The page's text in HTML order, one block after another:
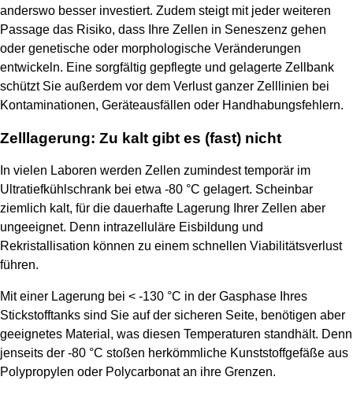
anderswo besser investiert. Zudem steigt mit jeder weiteren
Passage das Risiko, dass Ihre Zellen in Seneszenz gehen
oder genetische oder morphologische Veränderungen
entwickeln. Eine sorgfältig gepflegte und gelagerte Zellbank
schützt Sie außerdem vor dem Verlust ganzer Zelllinien bei
Kontaminationen, Geräteausfällen oder Handhabungsfehlern.
Zelllagerung: Zu kalt gibt es (fast) nicht
In vielen Laboren werden Zellen zumindest temporär im
Ultratiefkühlschrank bei etwa -80 °C gelagert. Scheinbar
ziemlich kalt, für die dauerhafte Lagerung Ihrer Zellen aber
ungeeignet. Denn intrazelluläre Eisbildung und
Rekristallisation können zu einem schnellen Viabilitätsverlust
führen.
Mit einer Lagerung bei < -130 °C in der Gasphase Ihres
Stickstofftanks sind Sie auf der sicheren Seite, benötigen aber
geeignetes Material, was diesen Temperaturen standhält. Denn
jenseits der -80 °C stoßen herkömmliche Kunststoffgefäße aus
Polypropylen oder Polycarbonat an ihre Grenzen.